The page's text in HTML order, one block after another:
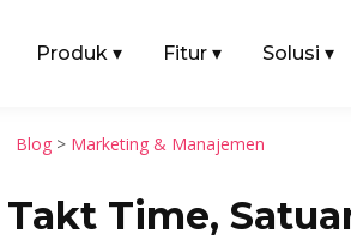
Produk ▾ Fitur ▾ Solusi ▾
Blog > Marketing & Manajemen
Takt Time,